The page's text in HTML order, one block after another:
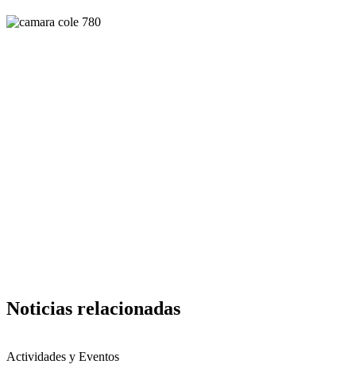
Noticias relacionadas
Actividades y Eventos